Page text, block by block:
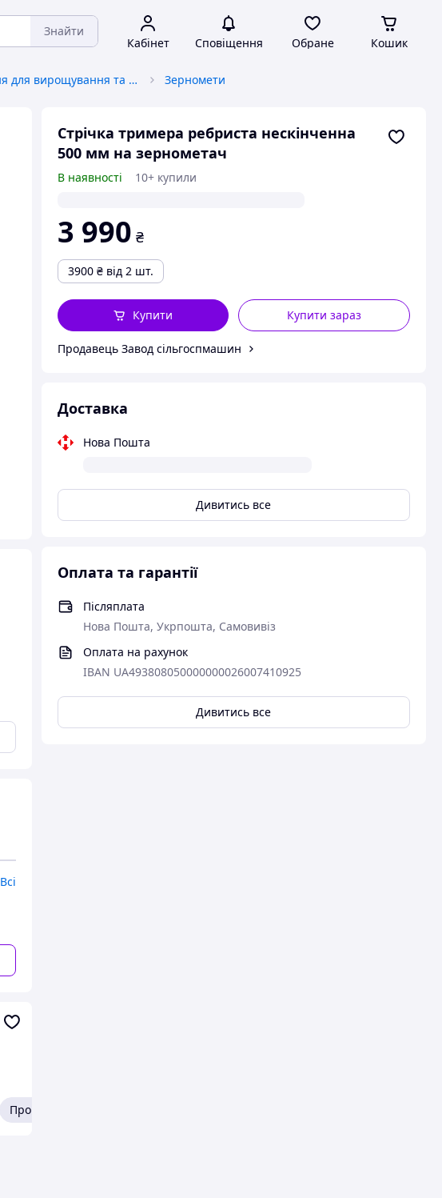
Знайти
Кабінет Сповіщення Обране Кошик
Обладнання для вирощування та переробки зерна Зерномети
Стрічка тримера ребриста нескінченна
500 мм на зернометач
В наявності 10+ купили
3 990 ₴
3900 ₴ від 2 шт.
Купити зараз
Купити
Продавець Завод сільгоспмашин
Доставка
Нова Пошта
Дивитись все
Оплата та гарантії
Післяплата
Нова Пошта, Укрпошта, Самовивіз
Оплата на рахунок
IBAN UA493808050000000026007410925
Дивитись все
Всі
Про продавця